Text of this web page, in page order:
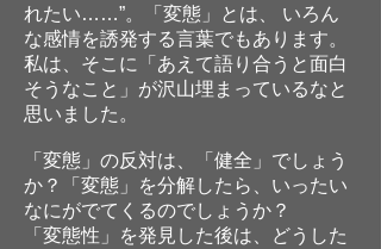
れたい……”。「変態」とは、 いろん
な感情を誘発する言葉でもあります。
私は、そこに「あえて語り合うと面白
そうなこと」が沢山埋まっているなと
思いました。
「変態」の反対は、「健全」でしょう
か？「変態」を分解したら、いったい
なにがでてくるのでしょうか？
「変態性」を発見した後は、どうした